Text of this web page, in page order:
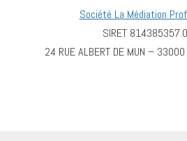
Société La Médiation
SIRET
24 RUE ALBERT DE MUN – 33000